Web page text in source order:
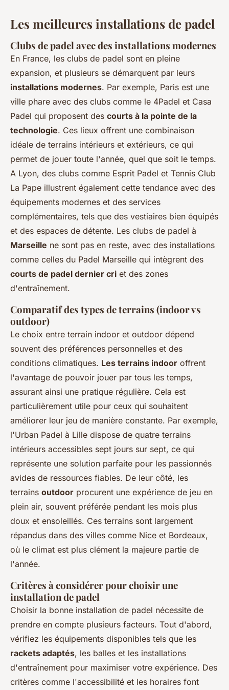
Les meilleures installations de padel
Clubs de padel avec des installations modernes
En France, les clubs de padel sont en pleine
expansion, et plusieurs se démarquent par leurs
installations modernes. Par exemple, Paris est une
ville phare avec des clubs comme le 4Padel et Casa
Padel qui proposent des courts à la pointe de la
technologie. Ces lieux offrent une combinaison
idéale de terrains intérieurs et extérieurs, ce qui
permet de jouer toute l'année, quel que soit le temps.
A Lyon, des clubs comme Esprit Padel et Tennis Club
La Pape illustrent également cette tendance avec des
équipements modernes et des services
complémentaires, tels que des vestiaires bien équipés
et des espaces de détente. Les clubs de padel à
Marseille ne sont pas en reste, avec des installations
comme celles du Padel Marseille qui intègrent des
courts de padel dernier cri et des zones
d'entraînement.
Comparatif des types de terrains (indoor vs
outdoor)
Le choix entre terrain indoor et outdoor dépend
souvent des préférences personnelles et des
conditions climatiques. Les terrains indoor offrent
l'avantage de pouvoir jouer par tous les temps,
assurant ainsi une pratique régulière. Cela est
particulièrement utile pour ceux qui souhaitent
améliorer leur jeu de manière constante. Par exemple,
l'Urban Padel à Lille dispose de quatre terrains
intérieurs accessibles sept jours sur sept, ce qui
représente une solution parfaite pour les passionnés
avides de ressources fiables. De leur côté, les
terrains outdoor procurent une expérience de jeu en
plein air, souvent préférée pendant les mois plus
doux et ensoleillés. Ces terrains sont largement
répandus dans des villes comme Nice et Bordeaux,
où le climat est plus clément la majeure partie de
l'année.
Critères à considérer pour choisir une
installation de padel
Choisir la bonne installation de padel nécessite de
prendre en compte plusieurs facteurs. Tout d'abord,
vérifiez les équipements disponibles tels que les
rackets adaptés, les balles et les installations
d'entraînement pour maximiser votre expérience. Des
critères comme l'accessibilité et les horaires font